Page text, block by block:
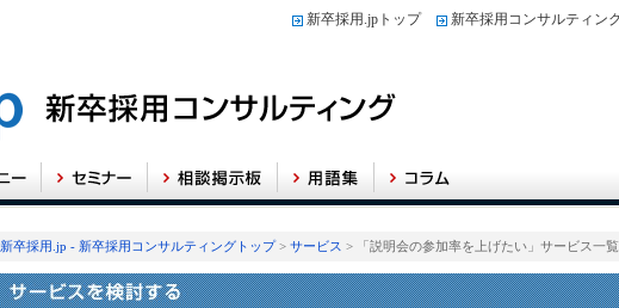
新卒採用.jpトップ 新卒採用コンサルティン
新卒採用.jp - 新卒採用コンサルティングトップ> サービス > 「説明会の参加率を上げたい」サービス一覧